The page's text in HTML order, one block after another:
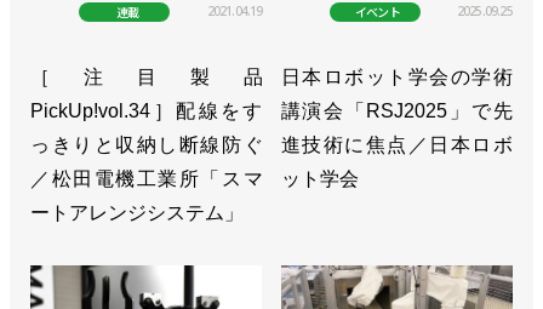
ムの構築に向けた覚書を締結／安川電機
>>売上収益が過去最高、24年後半の動きに備える／
安川電機
>>桜の開花とともに82人が入社／安川電機
>>キュウリの葉かき作業ロボット、本格導入へ／安
川電機
連載 2021.04.19
［注目製品
PickUp!vol.34］配線をす
っきりと収納し断線防ぐ
／松田電機工業所「スマ
ートアレンジシステム」
イベント 2025.09.25
日本ロボット学会の学術
講演会「RSJ2025」で先
進技術に焦点／日本ロボ
ット学会